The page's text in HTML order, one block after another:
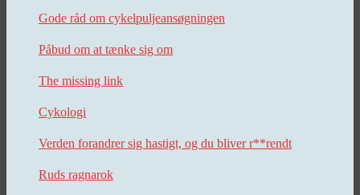
Gode råd om cykelpuljeansøgningen
Påbud om at tænke sig om
The missing link
Cykologi
Verden forandrer sig hastigt, og du bliver r**rendt
Ruds ragnarok